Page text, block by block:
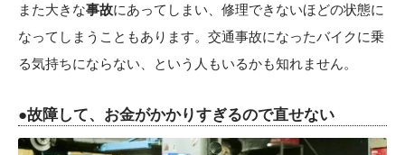
また大きな事故にあってしまい、修理できないほどの状態に
なってしまうこともあります。交通事故になったバイクに乗
る気持ちにならない、という人もいるかも知れません。
●故障して、お金がかかりすぎるので直せない